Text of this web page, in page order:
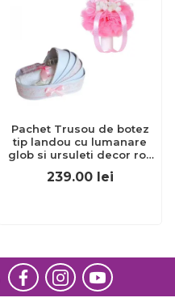
Pachet Trusou de botez
tip landou cu lumanare
glob si ursuleti decor roz
pentru Fete Denikos®158 -
NKO1713
239.00 lei